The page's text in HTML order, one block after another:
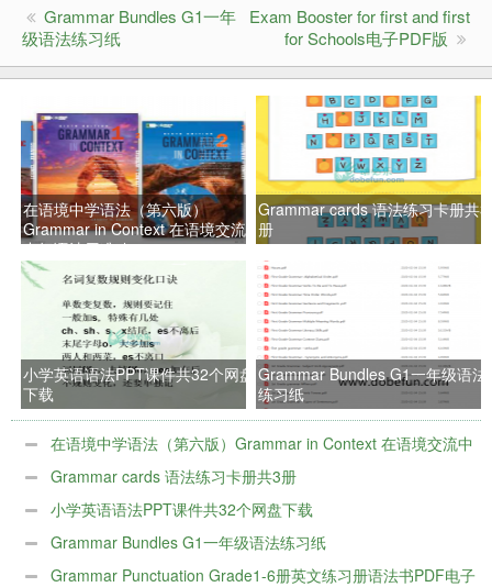
Grammar Bundles G1一年
级语法练习纸
Exam Booster for first and first
for Schools电子PDF版
在语境中学语法（第六版）
Grammar in Context 在语境交流
中把语法用准确
Grammar cards 语法练习卡册共3
册
小学英语语法PPT课件共32个网盘
下载
Grammar Bundles G1一年级语法
练习纸
在语境中学语法（第六版）Grammar in Context 在语境交流中
把语法用准确
Grammar cards 语法练习卡册共3册
小学英语语法PPT课件共32个网盘下载
Grammar Bundles G1一年级语法练习纸
Grammar Punctuation Grade1-6册英文练习册语法书PDF电子